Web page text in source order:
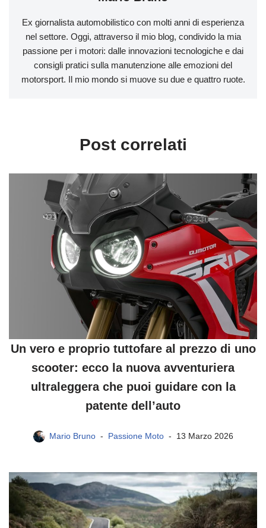
Ex giornalista automobilistico con molti anni di esperienza
nel settore. Oggi, attraverso il mio blog, condivido la mia
passione per i motori: dalle innovazioni tecnologiche e dai
consigli pratici sulla manutenzione alle emozioni del
motorsport. Il mio mondo si muove su due e quattro ruote.
Post correlati
Un vero e proprio tuttofare al prezzo di uno
scooter: ecco la nuova avventuriera
ultraleggera che puoi guidare con la
patente dell’auto
Mario Bruno Passione Moto 13 Marzo 2026